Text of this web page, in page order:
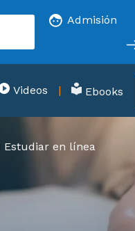
Admisión
Videos Ebooks
Estudiar en línea